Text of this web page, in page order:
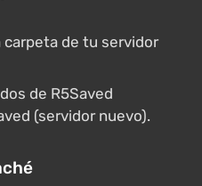
carpeta de tu servidor
de R5Saved
(servidor nuevo).